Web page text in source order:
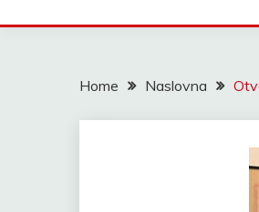
Home Naslovna